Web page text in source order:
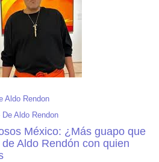
Aldo Rendon
De Aldo Rendon
México: ¿Más guapo que
Aldo Rendón con quien